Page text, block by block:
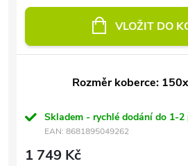
VLOŽIT DO
Rozměr koberce:
Skladem - rychlé dodání do 1-2
EAN: 8681895049262
1 749 Kč